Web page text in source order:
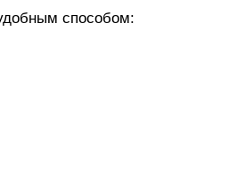
способом: